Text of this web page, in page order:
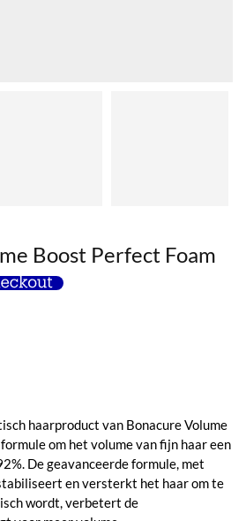
Boost Perfect Foam
haarproduct van Bonacure Volume
om het volume van fijn haar een
De geavanceerde formule, met
en versterkt het haar om te
wordt, verbetert de